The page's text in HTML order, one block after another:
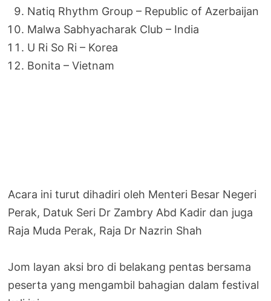
Natiq Rhythm Group – Republic of Azerbaijan
Malwa Sabhyacharak Club – India
U Ri So Ri – Korea
Bonita – Vietnam
Acara ini turut dihadiri oleh Menteri Besar Negeri
Perak, Datuk Seri Dr Zambry Abd Kadir dan juga
Raja Muda Perak, Raja Dr Nazrin Shah
Jom layan aksi bro di belakang pentas bersama
peserta yang mengambil bahagian dalam festival